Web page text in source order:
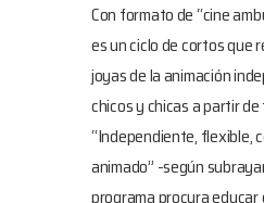
Con formato de “cine
es un ciclo de cortos que
joyas de la animación
chicos y chicas a partir
“Independiente, flexible,
animado” -según
programa procura